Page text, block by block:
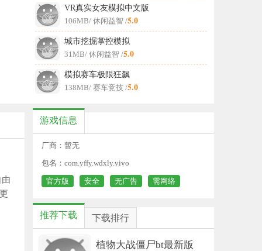
VR真实女友模拟中文版
106MB/ 休闲益智 /5.0
城市挖掘掌控模拟
31MB/ 休闲益智 /5.0
模拟赛车极限狂飙
138MB/ 赛车竞技 /5.0
游戏信息
厂商：暂无
包名：com.yffy.wdxly.vivo
官方版 安全 无广告 需网络
推荐下载 下载排行
植物大战僵尸bt最新版